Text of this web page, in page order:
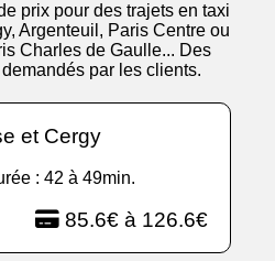
prix pour des trajets en taxi
Argenteuil, Paris Centre ou
Charles de Gaulle... Des
par les clients.
et Cergy
: 42 à 49min.
85.6€ à 126.6€